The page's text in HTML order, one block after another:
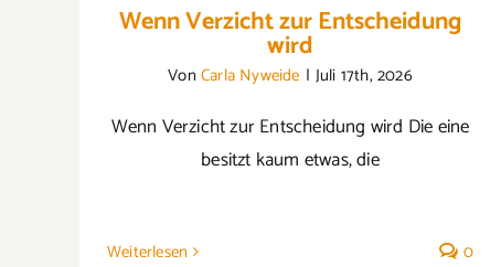
Wenn Verzicht zur Entscheidung
wird
Von Carla Nyweide | Juli 17th, 2026
Wenn Verzicht zur Entscheidung wird Die eine
besitzt kaum etwas, die
Weiterlesen 0